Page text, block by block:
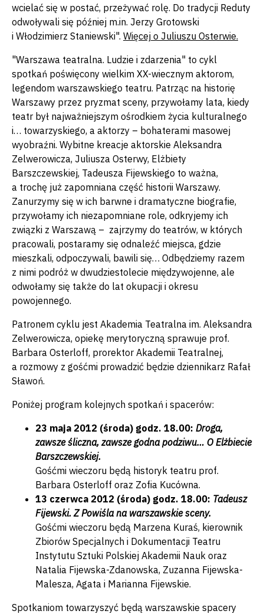
wcielać się w postać, przeżywać rolę. Do tradycji Reduty
odwoływali się później m.in. Jerzy Grotowski
i Włodzimierz Staniewski". Więcej o Juliuszu Osterwie.
"Warszawa teatralna. Ludzie i zdarzenia" to cykl
spotkań poświęcony wielkim XX-wiecznym aktorom,
legendom warszawskiego teatru. Patrząc na historię
Warszawy przez pryzmat sceny, przywołamy lata, kiedy
teatr był najważniejszym ośrodkiem życia kulturalnego
i… towarzyskiego, a aktorzy – bohaterami masowej
wyobraźni. Wybitne kreacje aktorskie Aleksandra
Zelwerowicza, Juliusza Osterwy, Elżbiety
Barszczewskiej, Tadeusza Fijewskiego to ważna,
a trochę już zapomniana część historii Warszawy.
Zanurzymy się w ich barwne i dramatyczne biografie,
przywołamy ich niezapomniane role, odkryjemy ich
związki z Warszawą – zajrzymy do teatrów, w których
pracowali, postaramy się odnaleźć miejsca, gdzie
mieszkali, odpoczywali, bawili się… Odbędziemy razem
z nimi podróż w dwudziestolecie międzywojenne, ale
odwołamy się także do lat okupacji i okresu
powojennego.
Patronem cyklu jest Akademia Teatralna im. Aleksandra
Zelwerowicza, opiekę merytoryczną sprawuje prof.
Barbara Osterloff, prorektor Akademii Teatralnej,
a rozmowy z gośćmi prowadzić będzie dziennikarz Rafał
Sławoń.
Poniżej program kolejnych spotkań i spacerów:
23 maja 2012 (środa) godz. 18.00: Droga,
zawsze śliczna, zawsze godna podziwu… O Elżbiecie
Barszczewskiej.
Gośćmi wieczoru będą historyk teatru prof.
Barbara Osterloff oraz Zofia Kucówna.
13 czerwca 2012 (środa) godz. 18.00: Tadeusz
Fijewski. Z Powiśla na warszawskie sceny.
Gośćmi wieczoru będą Marzena Kuraś, kierownik
Zbiorów Specjalnych i Dokumentacji Teatru
Instytutu Sztuki Polskiej Akademii Nauk oraz
Natalia Fijewska-Zdanowska, Zuzanna Fijewska-
Malesza, Agata i Marianna Fijewskie.
Spotkaniom towarzyszyć będą warszawskie spacery